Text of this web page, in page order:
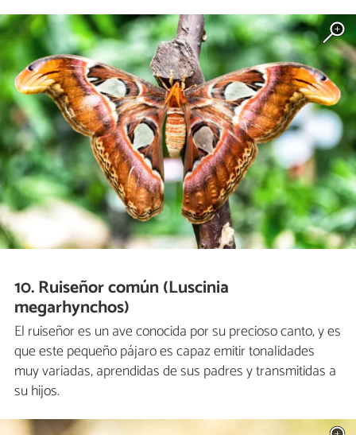
10. Ruiseñor común (Luscinia
megarhynchos)
El ruiseñor es un ave conocida por su precioso canto, y es
que este pequeño pájaro es capaz emitir tonalidades
muy variadas, aprendidas de sus padres y transmitidas a
su hijos.